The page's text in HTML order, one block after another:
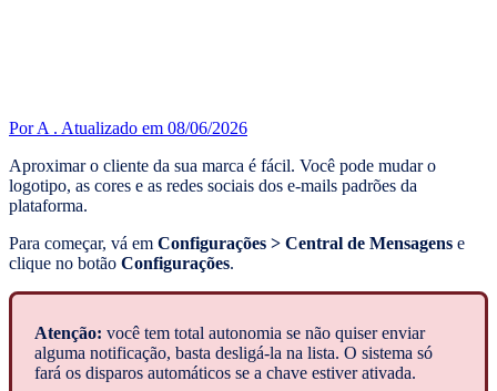
Por A . Atualizado em 08/06/2026
Aproximar o cliente da sua marca é fácil. Você pode mudar o
logotipo, as cores e as redes sociais dos e-mails padrões da
plataforma.
Para começar, vá em Configurações > Central de Mensagens e
clique no botão Configurações.
Atenção: você tem total autonomia se não quiser enviar
alguma notificação, basta desligá-la na lista. O sistema só
fará os disparos automáticos se a chave estiver ativada.